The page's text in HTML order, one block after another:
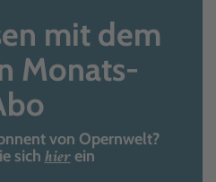
mit dem
Monats-
von Opernwelt?
sich hierein